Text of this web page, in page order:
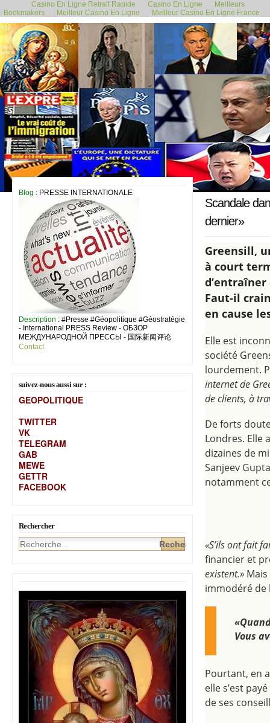
Casino En Ligne Retrait Rapide Casino En Ligne
Meilleurs
Bookmakers
Meilleur Casino En Ligne Meilleur Casino En Ligne France
Blog : PRESSE INTERNATIONALE
Description : #Presse #Géopolitique #Géostratégie
- International PRESS Review - ОБЗОР
МЕЖДУНАРОДНОЙ ПРЕССЫ - 国际新闻评论
Contact
suivez-nous aussi sur :
GEOPOLITIQUE
TWITTER
VK
TELEGRAM
GAB
MEWE
GETTR
FACEBOOK
Rechercher
12 mars 2021
Scandale
dernier»
Greensill,
à court
d’entraîner
Faut-il
en cause
Elle est
société
lourdement.
internet de
de clients, à
De forts
Londres. Elle
dizaines de
Sanjeev
notamment
«S’ils ont fait
financier et
existent.»
immodéré de
Vous
Pourtant, en
elle s’est
de ses